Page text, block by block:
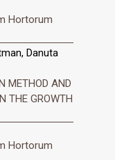
Hortorum
Danuta
METHOD AND
THE GROWTH
Hortorum